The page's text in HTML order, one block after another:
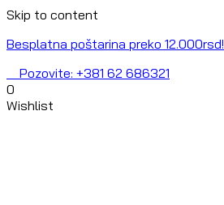
Skip to content
Besplatna poštarina preko 12.000rsd!
Pozovite: +381 62 686321
0
Wishlist